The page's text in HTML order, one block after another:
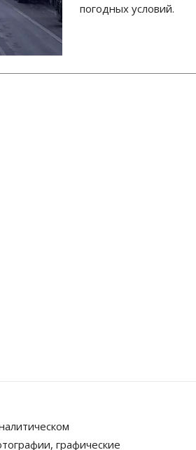
погодных условий.
графические